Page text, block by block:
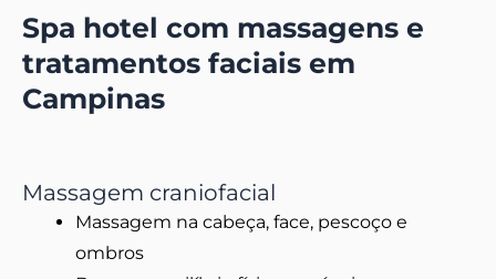
Spa hotel com massagens e
tratamentos faciais em
Campinas
Massagem craniofacial
Massagem na cabeça, face, pescoço e
ombros